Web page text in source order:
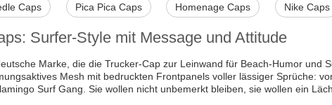
Caps Pica Pica Caps Homenage Caps Nike Caps
Surfer-Style mit Message und Attitude
Marke, die die Trucker-Cap zur Leinwand für Beach-Humor und
Mesh mit bedruckten Frontpanels voller lässiger Sprüche:
Surf Gang. Sie wollen nicht unbemerkt bleiben, sie wollen ein